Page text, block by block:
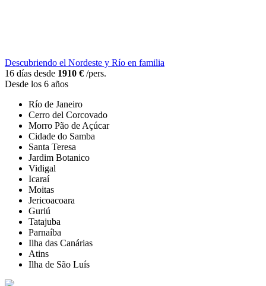
Descubriendo el Nordeste y Río en familia
16 días desde 1910 € /pers.
Desde los 6 años
Río de Janeiro
Cerro del Corcovado
Morro Pão de Açúcar
Cidade do Samba
Santa Teresa
Jardim Botanico
Vidigal
Icaraí
Moitas
Jericoacoara
Guriú
Tatajuba
Parnaíba
Ilha das Canárias
Atins
Ilha de São Luís